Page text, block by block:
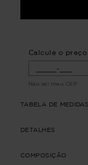
Calcule o
Não sei meu CEP
TABELA DE MEDIDAS
DETALHES
COMPOSIÇÃO